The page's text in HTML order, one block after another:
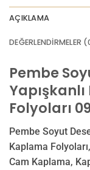
AÇIKLAMA
DEĞERLENDIRMELER
Pembe
Folyoları
Pembe Soyut
Kaplama
Cam Kaplama,